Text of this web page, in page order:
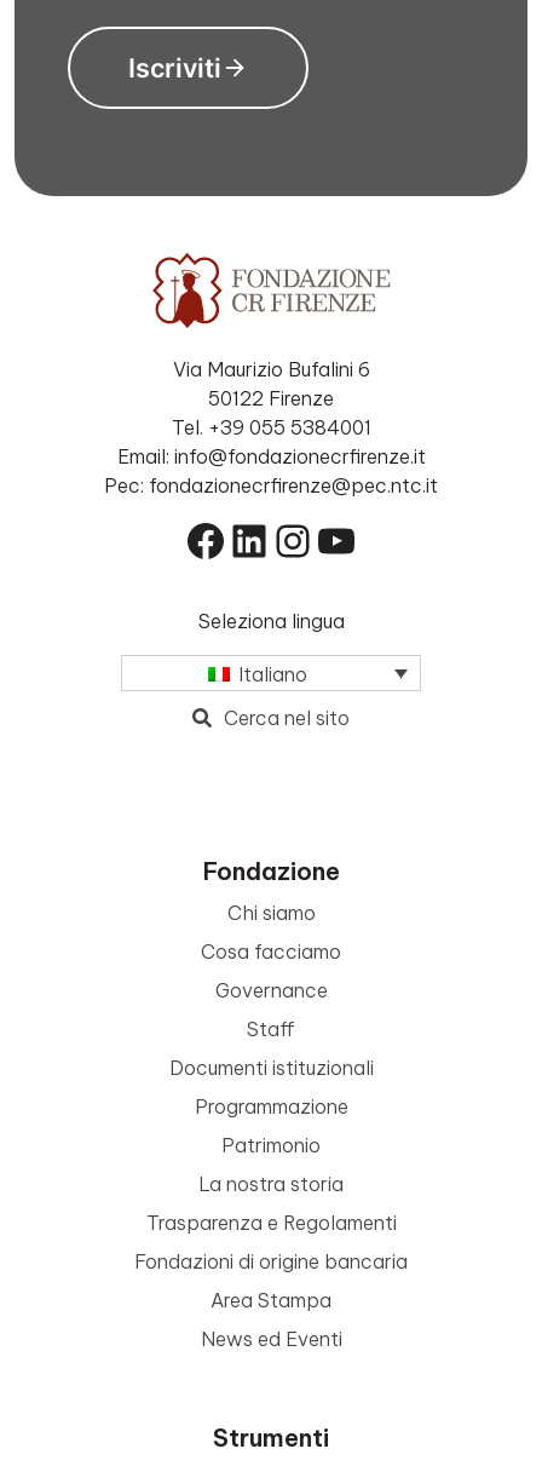
Iscriviti
Via Maurizio Bufalini 6
50122 Firenze
Tel. +39 055 5384001
Email: info@fondazionecrfirenze.it
Pec: fondazionecrfirenze@pec.ntc.it
Facebook
LinkedIn
Instagram
YouTube
Seleziona lingua
Italiano
Cerca nel sito
Fondazione
Chi siamo
Cosa facciamo
Governance
Staff
Documenti istituzionali
Programmazione
Patrimonio
La nostra storia
Trasparenza e Regolamenti
Fondazioni di origine bancaria
Area Stampa
News ed Eventi
Strumenti